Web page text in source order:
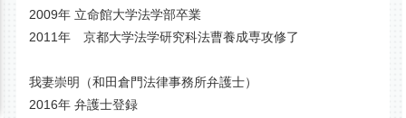
2009年 立命館大学法学部卒業
2011年 京都大学法学研究科法曹養成専攻修了
我妻崇明（和田倉門法律事務所弁護士）
2016年 弁護士登録